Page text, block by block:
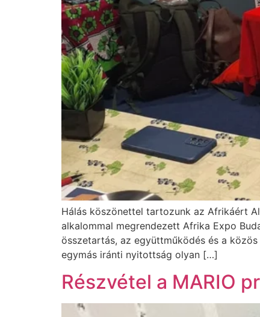
Hálás köszönettel tartozunk az Afrikáért
alkalommal megrendezett Afrika Expo
összetartás, az együttműködés és a
egymás iránti nyitottság olyan […]
Részvétel a MARIO